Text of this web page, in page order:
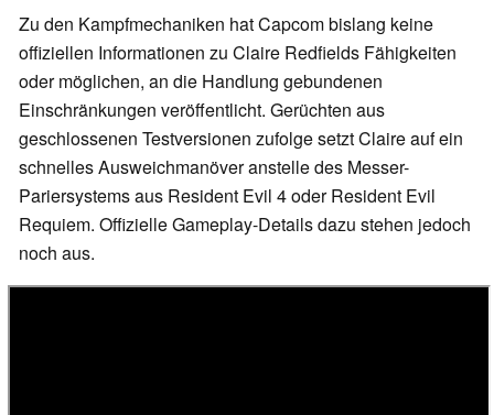
Zu den Kampfmechaniken hat Capcom bislang keine
offiziellen Informationen zu Claire Redfields Fähigkeiten
oder möglichen, an die Handlung gebundenen
Einschränkungen veröffentlicht. Gerüchten aus
geschlossenen Testversionen zufolge setzt Claire auf ein
schnelles Ausweichmanöver anstelle des Messer-
Pariersystems aus Resident Evil 4 oder Resident Evil
Requiem. Offizielle Gameplay-Details dazu stehen jedoch
noch aus.